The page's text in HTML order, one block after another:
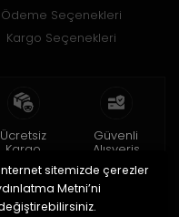
Ödeme Seçenekleri
Kargo Seçenekleri
Ücretsiz
Kargo
TL ve üzeri
Güvenli
Alışveriş
256bit SSL ile
sitemizde çerezler
Metni’ni